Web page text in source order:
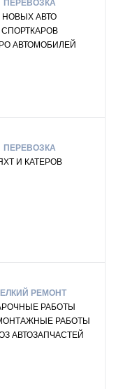
НОВЫХ АВТО
СПОРТКАРОВ
АВТОМОБИЛЕЙ
ПЕРЕВОЗКА
И КАТЕРОВ
РЕМОНТ
РАБОТЫ
РАБОТЫ
АВТОЗАПЧАСТЕЙ